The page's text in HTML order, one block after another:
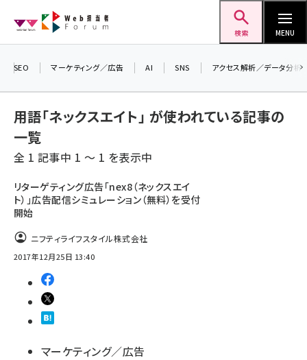
ン
検索 MENU
seo (3524)
ai (2804)
youtube (2431)
セミナー (2306)
z世代 (1622)
meo (1275)
SEO マーケティング／広告 AI SNS アクセス解析／データ分析
用語「ネックスエイト」 が使われている記事の
一覧
全 1 記事中 1 ～ 1 を表示中
リターゲティング広告「nex8（ネックスエイ
ト）」広告配信シミュレーション（無料）を受付
開始
ニフティライフスタイル株式会社
2017年12月25日 13:40
マーケティング／広告
＼ 8月27日開催、申し込み受付中！ ／
生成AIをマーケティング等に活用するための
考え方を学べるセミナーイベント「生成AI ×
マーケティング フォーラム 2026」開催！
▼申し込みはこちらから▼